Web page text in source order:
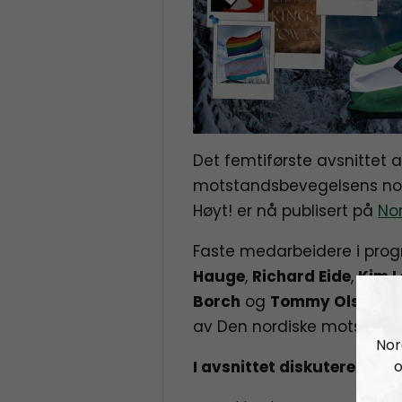
Det femtiførste avsnittet
motstandsbevegelsens
Høyt! er nå publisert på
Faste medarbeidere i
Hauge, Richard Eide,Kim
Borch og Tommy Olsen
,
av Den nordiske
I avsnittet diskuteres